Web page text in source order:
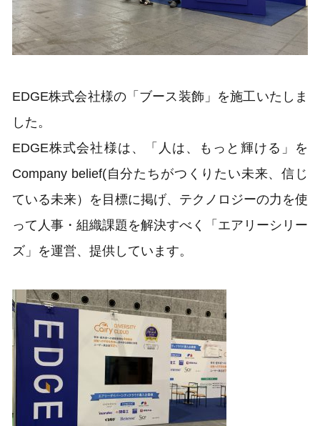
EDGE株式会社様の「ブース装飾」を施工いたしま
した。
EDGE株式会社様は、「人は、もっと輝ける」を
Company belief(自分たちがつくりたい未来、信じ
ている未来）を目標に掲げ、テクノロジーの力を使
って人事・組織課題を解決すべく「エアリーシリー
ズ」を運営、提供しています。